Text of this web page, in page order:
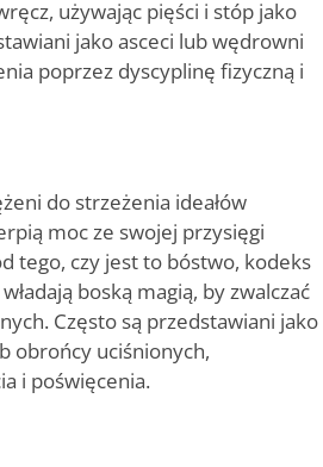
używając pięści i stóp jako
jako asceci lub wędrowni
poprzez dyscyplinę fizyczną i
do strzeżenia ideałów
moc ze swojej przysięgi
tego, czy jest to bóstwo, kodeks
boską magią, by zwalczać
Często są przedstawiani jako
obrońcy uciśnionych,
i poświęcenia.